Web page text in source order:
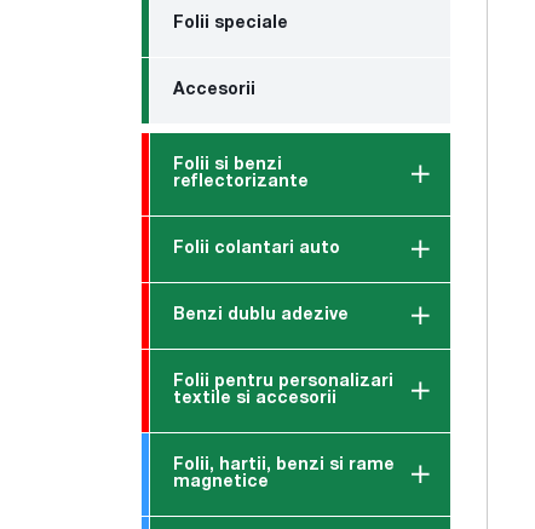
Folii speciale
Accesorii
Folii si benzi
reflectorizante
Folii colantari auto
Benzi dublu adezive
Folii pentru personalizari
textile si accesorii
Folii, hartii, benzi si rame
magnetice